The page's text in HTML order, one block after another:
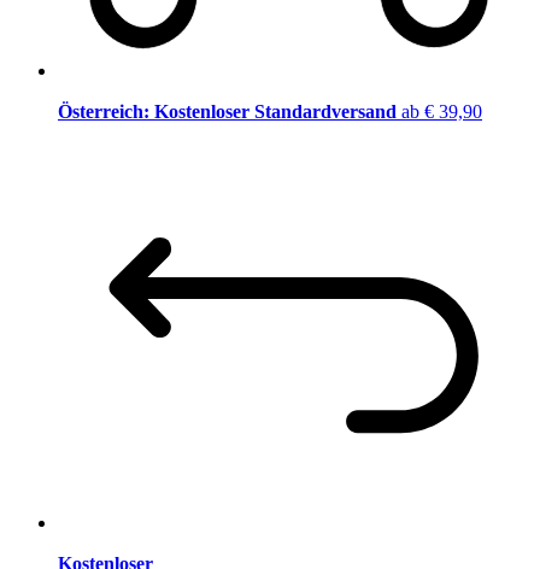
Österreich: Kostenloser Standardversand ab € 39,90
Kostenloser